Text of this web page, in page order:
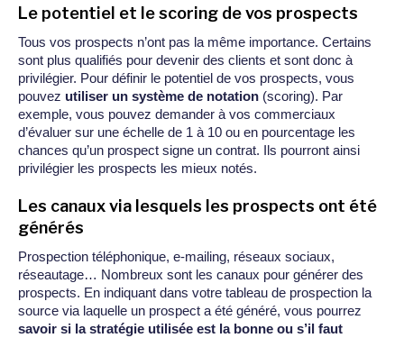
Le potentiel et le scoring de vos prospects
Tous vos prospects n’ont pas la même importance. Certains
sont plus qualifiés pour devenir des clients et sont donc à
privilégier. Pour définir le potentiel de vos prospects, vous
pouvez utiliser un système de notation (scoring). Par
exemple, vous pouvez demander à vos commerciaux
d’évaluer sur une échelle de 1 à 10 ou en pourcentage les
chances qu’un prospect signe un contrat. Ils pourront ainsi
privilégier les prospects les mieux notés.
Les canaux via lesquels les prospects ont été
générés
Prospection téléphonique, e-mailing, réseaux sociaux,
réseautage… Nombreux sont les canaux pour générer des
prospects. En indiquant dans votre tableau de prospection la
source via laquelle un prospect a été généré, vous pourrez
savoir si la stratégie utilisée est la bonne ou s’il faut